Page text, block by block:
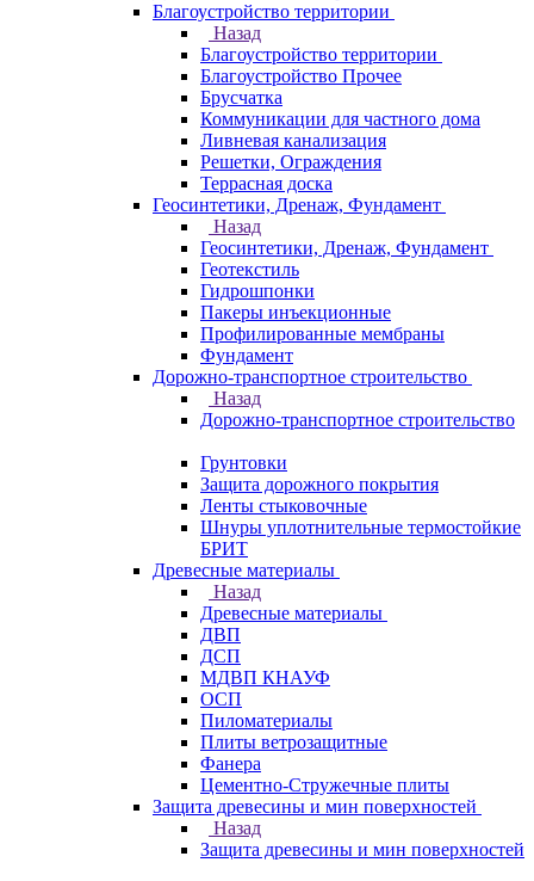
Благоустройство территории
Назад
Благоустройство территории
Благоустройство Прочее
Брусчатка
Коммуникации для частного дома
Ливневая канализация
Решетки, Ограждения
Террасная доска
Геосинтетики, Дренаж, Фундамент
Назад
Геосинтетики, Дренаж, Фундамент
Геотекстиль
Гидрошпонки
Пакеры инъекционные
Профилированные мембраны
Фундамент
Дорожно-транспортное строительство
Назад
Дорожно-транспортное строительство
Грунтовки
Защита дорожного покрытия
Ленты стыковочные
Шнуры уплотнительные термостойкие
БРИТ
Древесные материалы
Назад
Древесные материалы
ДВП
ДСП
МДВП КНАУФ
ОСП
Пиломатериалы
Плиты ветрозащитные
Фанера
Цементно-Стружечные плиты
Защита древесины и мин поверхностей
Назад
Защита древесины и мин поверхностей